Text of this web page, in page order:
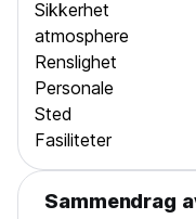
Sikkerhet
atmosphere
Renslighet
Personale
Sted
Fasiliteter
Sammendrag